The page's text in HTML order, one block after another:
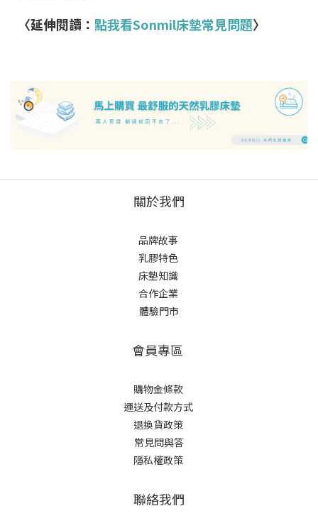
〈延伸閱讀： 點我看Sonmil床墊常見問題〉
關於我們
品牌故事
乳膠特色
床墊知識
合作企業
體驗門市
會員專區
購物金條款
運送及付款方式
退換貨政策
常見問與答
隱私權政策
聯絡我們